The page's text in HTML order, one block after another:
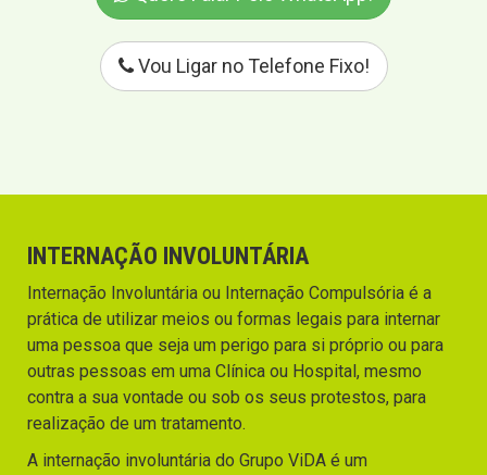
Vou Ligar no Telefone Fixo!
INTERNAÇÃO INVOLUNTÁRIA
Internação Involuntária ou Internação Compulsória é a
prática de utilizar meios ou formas legais para internar
uma pessoa que seja um perigo para si próprio ou para
outras pessoas em uma Clínica ou Hospital, mesmo
contra a sua vontade ou sob os seus protestos, para
realização de um tratamento.
A internação involuntária do Grupo ViDA é um